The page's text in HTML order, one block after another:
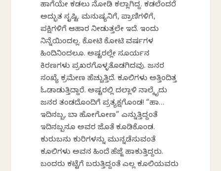
ಹಾಗೆಯೇ ಕಡಲು ನೋಡಿ ಕಲ್ಲಾಗಿದ್ದ. ಕಡಲೆಂದರೆ
ಅದ್ಭುತ ಸೃಷ್ಟಿ. ಮನುಷ್ಯನಿಗೆ, ಪ್ರಾಣಿಗಳಿಗೆ,
ಪಕ್ಷಿಗಳಿಗೆ ಆಹಾರ ನೀಡುತ್ತಲೇ ಇದೆ. ಇಂದು‌
ನಿನ್ನೆಯಿಂದಲ್ಲ. ಕೋಟಿ ಕೋಟಿ ವರ್ಷಗಳ
ಹಿಂದಿನಿಂದಲೂ. ಅಷ್ಟರಲ್ಲೇ ಸೂರ್ಯನ
ಕಿರಣಗಳು ಪ್ರಖರಗೊಳ್ಳತೊಡಗಿದವು. ಜನರ
ಸಂಖ್ಯೆ ಕ್ರಮೇಣ ಹೆಚ್ಚುತ್ತಿದೆ. ಕೂಲಿಗಳು ಅತ್ತಿಂದಿತ್ತ
ಓಡಾಡುತ್ತಿದ್ದಾರೆ. ಅಷ್ಟರಲ್ಲಿ ದಲ್ಲಾಳಿ ನಾಲ್ಕೈದು
ಜನರ ತಂಡದೊಂದಿಗೆ ಪ್ರತ್ಯಕ್ಷಗೊಂಡ! “ಹಾ…
ಇದಿನಬ್ಬ, ಬಾ ಹೋಗೋಣ” ಎನ್ನುತ್ತಿದ್ದಂತೆ
ಇದಿನಬ್ಬನೂ ಅವರ ಜೊತೆ ಕೂಡಿಕೊಂಡ.
ಕುರುಬನು ಕುರಿಗಳನ್ನು ಮುನ್ನಡೆಸುವಂತೆ
ಕೂಲಿಗಳು ಅವನ ಹಿಂದೆ ಹೆಜ್ಜೆ ಹಾಕುತ್ತಿದ್ದರು‌.
ಬಂದರು ಕಟ್ಟೆಗೆ ಬರುತ್ತಿದ್ದಂತೆ ಎಲ್ಲ ಕೂಲಿಯವರು